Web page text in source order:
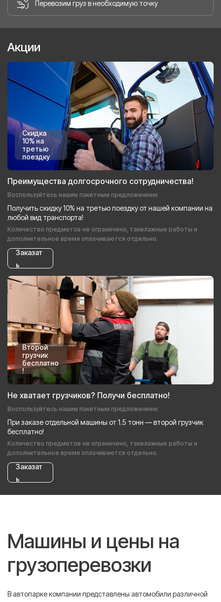
Перевозим груз в необходимую точку
Акции
Скидка
10% на
третью
поездку
Преимущества долгосрочного сотрудничества!
Воспользуйтесь нашим пакетным предложением:
Получить скидку 10% на третью поездку от нашей компании на
любой вид транспорта!
Количество предметов не ограничено, такелажные работы и
дополнительное время оплачиваются отдельно.
Заказат
ь
Второй
грузчик
бесплатно
!
Не хватает грузчиков? Получи бесплатно!
Воспользуйтесь нашим пакетным предложением:
При заказе отдельной машины от 1.5 тонн — второй грузчик
бесплатно!
Количество предметов не ограничено, такелажные работы и
дополнительное время оплачиваются отдельно.
Заказат
ь
Машины и цены на
грузоперевозки
В автопарке компании представлены автомобили различной